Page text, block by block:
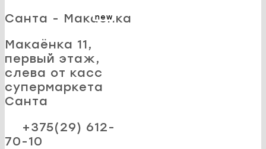
new
Санта - Макаёнка
Макаёнка 11,
первый этаж,
слева от касс
супермаркета
Санта
+375(29) 612-
70-10